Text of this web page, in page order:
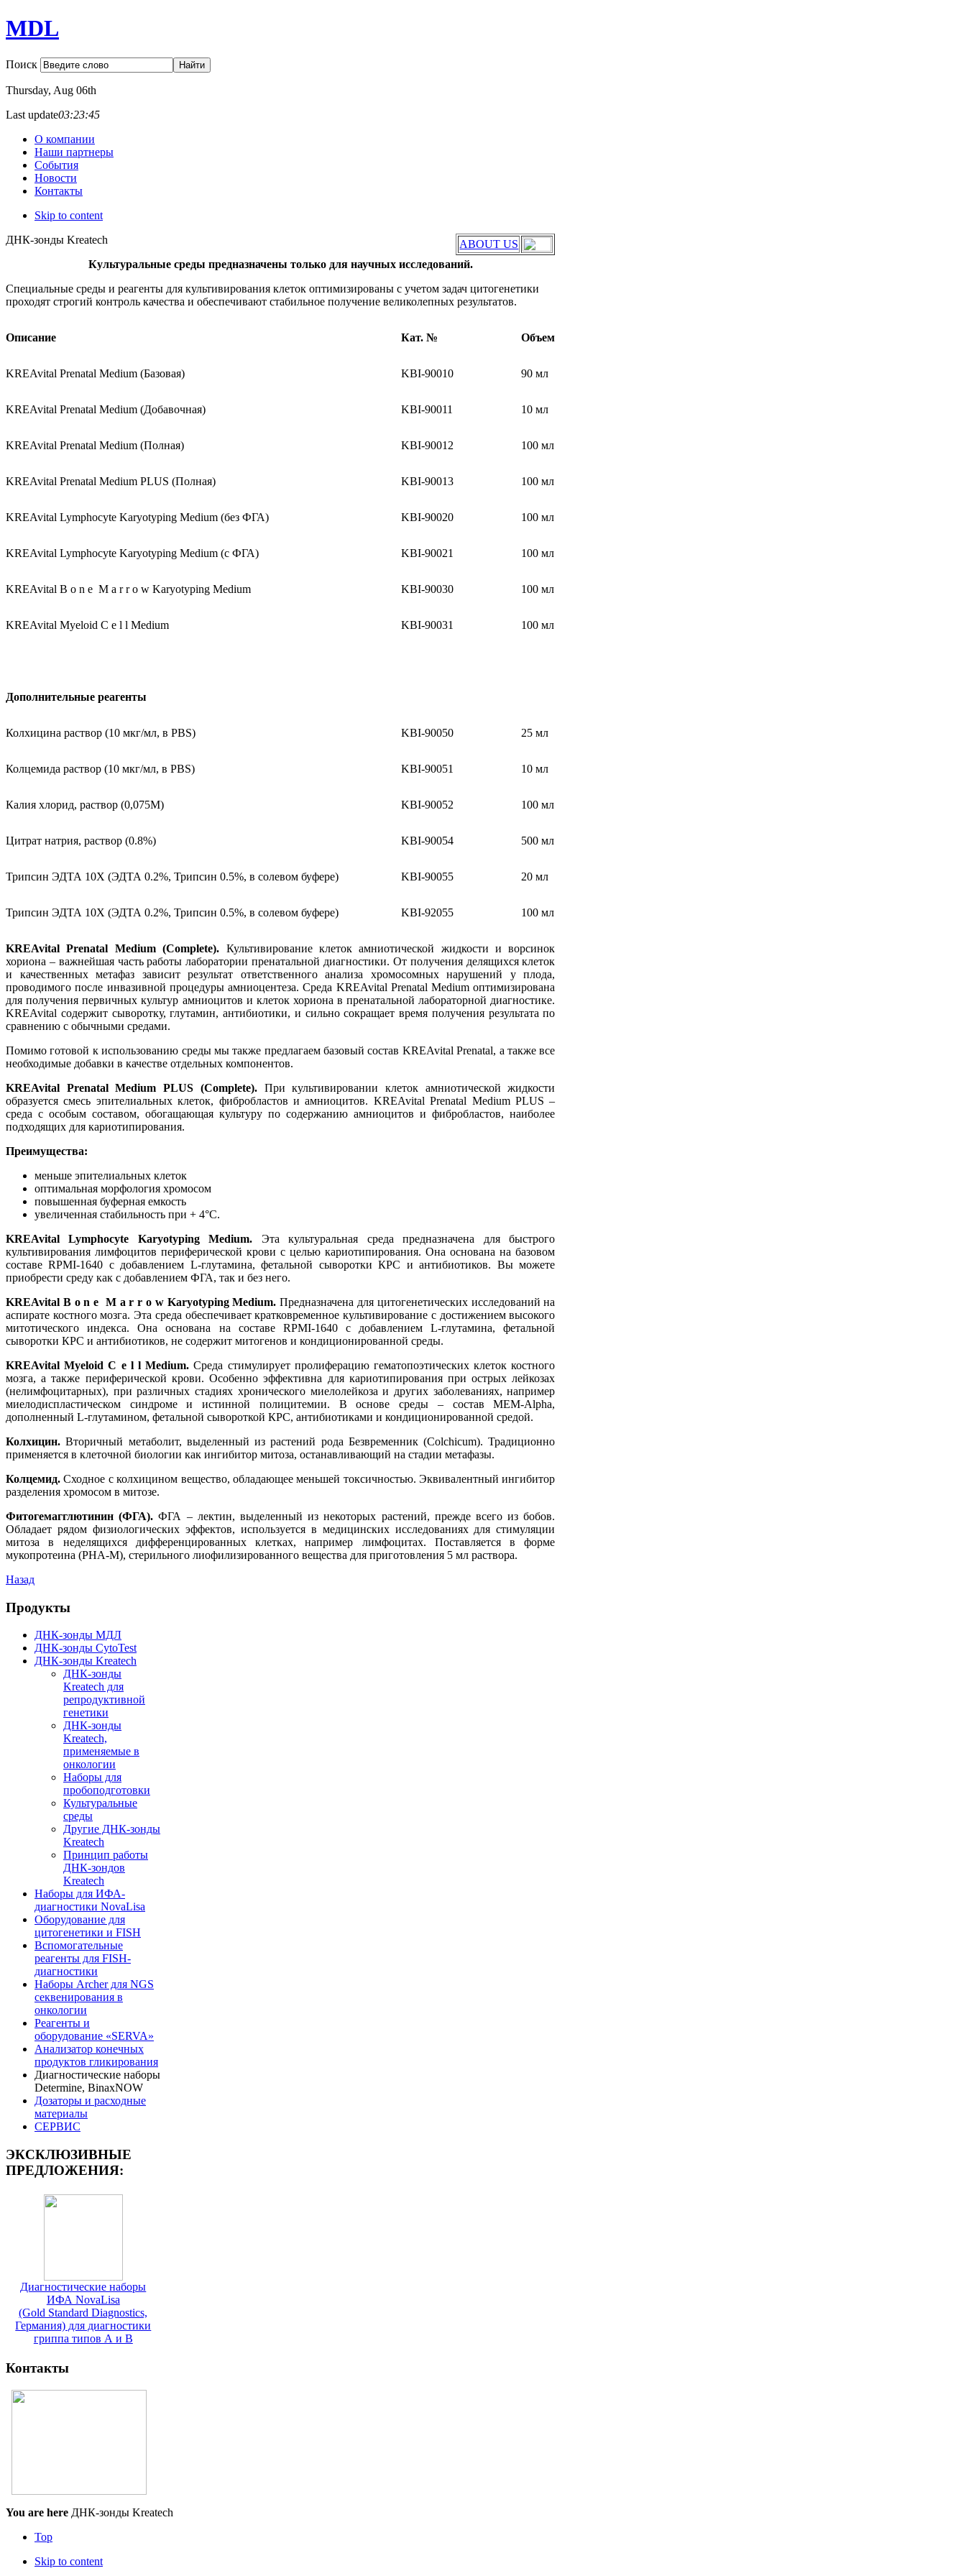
MDL
Поиск
Thursday, Aug 06th
Last update03:23:45
О компании
Наши партнеры
События
Новости
Контакты
Skip to content
ABOUT US
ДНК-зонды Kreatech
Культуральные среды предназначены только для научных исследований.
Специальные среды и реагенты для культивирования клеток оптимизированы с учетом задач цитогенетики
проходят строгий контроль качества и обеспечивают стабильное получение великолепных результатов.
Описание Кат. № Объем
KREAvital Prenatal Medium (Базовая) KBI-90010 90 мл
KREAvital Prenatal Medium (Добавочная) KBI-90011 10 мл
KREAvital Prenatal Medium (Полная) KBI-90012 100 мл
KREAvital Prenatal Medium PLUS (Полная) KBI-90013 100 мл
KREAvital Lymphocyte Karyotyping Medium (без ФГА) KBI-90020 100 мл
KREAvital Lymphocyte Karyotyping Medium (с ФГА) KBI-90021 100 мл
KREAvital B o n e M a r r o w Karyotyping Medium KBI-90030 100 мл
KREAvital Myeloid C e l l Medium KBI-90031 100 мл
Дополнительные реагенты
Колхицина раствор (10 мкг/мл, в PBS) KBI-90050 25 мл
Колцемида раствор (10 мкг/мл, в PBS) KBI-90051 10 мл
Калия хлорид, раствор (0,075M) KBI-90052 100 мл
Цитрат натрия, раствор (0.8%) KBI-90054 500 мл
Трипсин ЭДТА 10X (ЭДТА 0.2%, Трипсин 0.5%, в солевом буфере) KBI-90055 20 мл
Трипсин ЭДТА 10X (ЭДТА 0.2%, Трипсин 0.5%, в солевом буфере) KBI-92055 100 мл
KREAvitalPrenatal Medium (Complete). Культивирование клеток амниотической жидкости и ворсинок
хориона – важнейшая часть работы лаборатории пренатальной диагностики. От получения делящихся клеток
и качественных метафаз зависит результат ответственного анализа хромосомных нарушений у плода,
проводимого после инвазивной процедуры амниоцентеза. Среда KREAvital Prenatal Medium оптимизирована
для получения первичных культур амниоцитов и клеток хориона в пренатальной лабораторной диагностике.
KREAvital содержит сыворотку, глутамин, антибиотики, и сильно сокращает время получения результата по
сравнению с обычными средами.
Помимо готовой к использованию среды мы также предлагаем базовый состав KREAvital Prenatal, а также все
необходимые добавки в качестве отдельных компонентов.
KREAvital PrenatalMediumPLUS (Complete). При культивировании клеток амниотической жидкости
образуется смесь эпителиальных клеток, фибробластов и амниоцитов. KREAvital Prenatal Medium PLUS –
среда с особым составом, обогащающая культуру по содержанию амниоцитов и фибробластов, наиболее
подходящих для кариотипирования.
Преимущества:
меньше эпителиальных клеток
оптимальная морфология хромосом
повышенная буферная емкость
увеличенная стабильность при + 4°C.
KREAvital Lymphocyte Karyotyping Medium. Эта культуральная среда предназначена для быстрого
культивирования лимфоцитов периферической крови с целью кариотипирования. Она основана на базовом
составе RPMI-1640 с добавлением L-глутамина, фетальной сыворотки КРС и антибиотиков. Вы можете
приобрести среду как с добавлением ФГА, так и без него.
KREAvital B o n e M a r r o w Karyotyping Medium.Предназначена для цитогенетических исследований на
аспирате костного мозга. Эта среда обеспечивает кратковременное культивирование с достижением высокого
митотического индекса. Она основана на составе RPMI-1640 с добавлением L-глутамина, фетальной
сыворотки КРС и антибиотиков, не содержит митогенов и кондиционированной среды.
KREAvitalMyeloidC e l lMedium.Среда стимулирует пролиферацию гематопоэтических клеток костного
мозга, а также периферической крови. Особенно эффективна для кариотипирования при острых лейкозах
(нелимфоцитарных), при различных стадиях хронического миелолейкоза и других заболеваниях, например
миелодиспластическом синдроме и истинной полицитемии. В основе среды – состав MEM-Alpha,
дополненный L-глутамином, фетальной сывороткой КРС, антибиотиками и кондиционированной средой.
Колхицин.Вторичный метаболит, выделенный из растений рода Безвременник (Colchicum). Традиционно
применяется в клеточной биологии как ингибитор митоза, останавливающий на стадии метафазы.
Колцемид.Сходное с колхицином вещество, обладающее меньшей токсичностью. Эквивалентный ингибитор
разделения хромосом в митозе.
Фитогемагглютинин (ФГА).ФГА – лектин, выделенный из некоторых растений, прежде всего из бобов.
Обладает рядом физиологических эффектов, используется в медицинских исследованиях для стимуляции
митоза в неделящихся дифференцированных клетках, например лимфоцитах. Поставляется в форме
мукопротеина (PHA-M), стерильного лиофилизированного вещества для приготовления 5 мл раствора.
Назад
Продукты
ДНК-зонды МДЛ
ДНК-зонды CytoTest
ДНК-зонды Kreatech
ДНК-зонды
Kreatech для
репродуктивной
генетики
ДНК-зонды
Kreatech,
применяемые в
онкологии
Наборы для
пробоподготовки
Культуральные
среды
Другие ДНК-зонды
Kreatech
Принцип работы
ДНК-зондов
Kreatech
Наборы для ИФА-
диагностики NovaLisa
Оборудование для
цитогенетики и FISH
Вспомогательные
реагенты для FISH-
диагностики
Наборы Archer для NGS
секвенирования в
онкологии
Реагенты и
оборудование «SERVA»
Анализатор конечных
продуктов гликирования
Диагностические наборы
Determine, BinaxNOW
Дозаторы и расходные
материалы
СЕРВИС
ЭКСКЛЮЗИВНЫЕ
ПРЕДЛОЖЕНИЯ:
Диагностические наборы
ИФА NovaLisa
(Gold Standard Diagnostics,
Германия) для диагностики
гриппа типов А и В
Контакты
You are here ДНК-зонды Kreatech
Top
Skip to content